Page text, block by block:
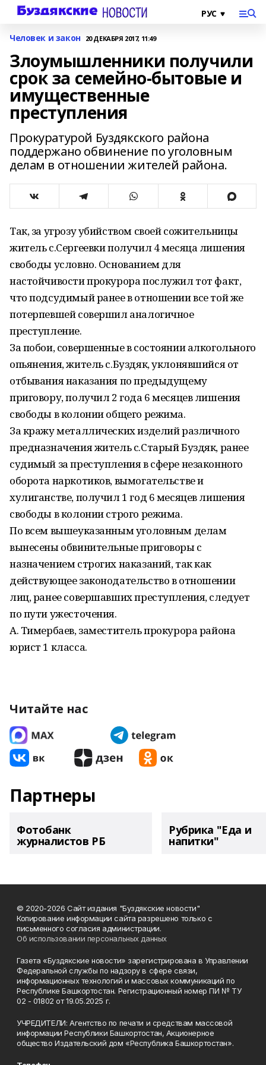
Человек и закон 20 ДЕКАБРЯ 2017, 11:49
Злоумышленники получили
срок за семейно-бытовые и
имущественные
преступления
Прокуратурой Буздякского района
поддержано обвинение по уголовным
делам в отношении жителей района.
Так, за угрозу убийством своей сожительницы
житель с.Сергеевки получил 4 месяца лишения
свободы условно. Основанием для
настойчивости прокурора послужил тот факт,
что подсудимый ранее в отношении все той же
потерпевшей совершил аналогичное
преступление.
За побои, совершенные в состоянии алкогольного
опьянения, житель с.Буздяк, уклонявшийся от
отбывания наказания по предыдущему
приговору, получил 2 года 6 месяцев лишения
свободы в колонии общего режима.
За кражу металлических изделий различного
предназначения житель с.Старый Буздяк, ранее
судимый за преступления в сфере незаконного
оборота наркотиков, вымогательстве и
хулиганстве, получил 1 год 6 месяцев лишения
свободы в колонии строго режима.
По всем вышеуказанным уголовным делам
вынесены обвинительные приговоры с
назначением строгих наказаний, так как
действующее законодательство в отношении
лиц, ранее совершавших преступления, следует
по пути ужесточения.
А. Тимербаев, заместитель прокурора района
юрист 1 класса.
Читайте нас
Партнеры
Фотобанк
журналистов РБ
Рубрика "Еда и
напитки"
© 2020-2026 Сайт издания "Буздякские новости"
Копирование информации сайта разрешено только с
письменного согласия администрации.
Об использовании персональных данных
Газета «Буздякские новости» зарегистрирована в Управлении
Федеральной службы по надзору в сфере связи,
информационных технологий и массовых коммуникаций по
Республике Башкортостан. Регистрационный номер ПИ № ТУ
02 - 01802 от 19.05.2025 г.
УЧРЕДИТЕЛИ: Агентство по печати и средствам массовой
информации Республики Башкортостан, Акционерное
общество Издательский дом «Республика Башкортостан».